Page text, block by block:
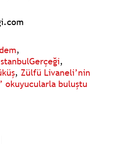
,
,
, Zülfü Livaneli’nin
okuyucularla buluştu